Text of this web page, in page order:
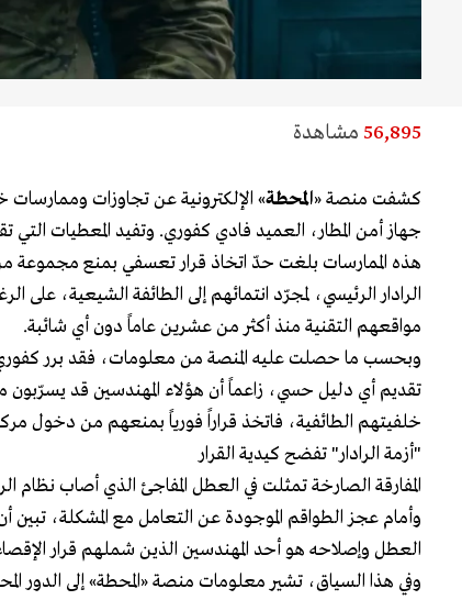
56,895 مشاهدة
كشفت منصة «المحطة» الإلكترونية عن تجاوزات
جهاز أمن المطار، العميد فادي كفوري. وتفيد المعطيات
هذه الممارسات بلغت حدّ اتخاذ قرار تعسفي بمنع مجموعة
الرادار الرئيسي، لمجرّد انتمائهم إلى الطائفة الشيعية، على
مواقعهم التقنية منذ أكثر من عشرين عاماً دون أي شائبة.
وبحسب ما حصلت عليه المنصة من معلومات، فقد برر
تقديم أي دليل حسي، زاعماً أن هؤلاء المهندسين قد
خلفيتهم الطائفية، فاتخذ قراراً فورياً بمنعهم من دخول مركز
"أزمة الرادار" تفضح كيدية القرار
المفارقة الصارخة تمثلت في العطل المفاجئ الذي أصاب نظام
وأمام عجز الطواقم الموجودة عن التعامل مع المشكلة،
العطل وإصلاحه هو أحد المهندسين الذين شملهم قرار